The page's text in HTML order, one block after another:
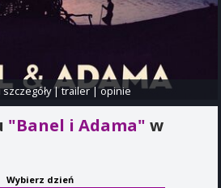
|trailer|opinie
"Banel i Adama" w
Wybierz dzień